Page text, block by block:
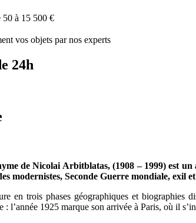
50 à 15 500 €
vos objets par nos experts
24h
de Nicolai Arbitblatas, (1908 – 1999) est
modernistes, Seconde Guerre mondiale, exil
en trois phases géographiques et
: l’année 1925 marque son arrivée à Paris, où il